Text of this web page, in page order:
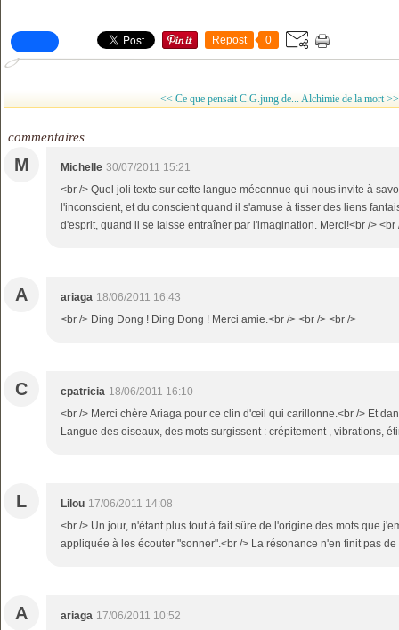
Repost 0
<< Ce que pensait C.G.jung de... Alchimie de la mort >>
commentaires
M Michelle 30/07/2011 15:21
<br /> Quel joli texte sur cette langue méconnue qui nous invite à
l'inconscient, et du conscient quand il s'amuse à tisser des liens
d'esprit, quand il se laisse entraîner par l'imagination. Merci!<br /> <br
A ariaga 18/06/2011 16:43
<br /> Ding Dong ! Ding Dong ! Merci amie.<br /> <br /> <br />
C cpatricia 18/06/2011 16:10
<br /> Merci chère Ariaga pour ce clin d'œil qui carillonne.<br /> Et
Langue des oiseaux, des mots surgissent : crépitement , vibrations,
L Lilou 17/06/2011 14:08
<br /> Un jour, n'étant plus tout à fait sûre de l'origine des mots que
appliquée à les écouter "sonner".<br /> La résonance n'en finit pas de
A ariaga 17/06/2011 10:52